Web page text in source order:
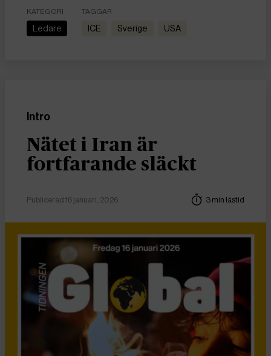
KATEGORI
Ledare
TAGGAR
ICE Sverige USA
Intro
Nätet i Iran är
fortfarande släckt
Publicerad 16 januari, 2026 3 min lästid